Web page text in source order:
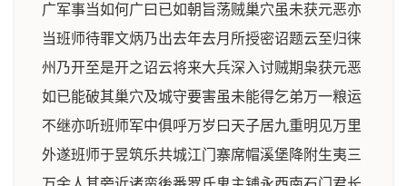
广军事当如何广曰已如朝旨荡贼巢穴虽未获元恶亦
当班师待罪文炳乃出去年去月所授密诏题云至归徕
州乃开至是开之诏云将来大兵深入讨贼期枭获元恶
如已能破其巢穴及城守要害虽未能得乞弟万一粮运
不继亦听班师军中俱呼万岁曰天子居九重明见万里
外遂班师于昱筑乐共城江门寨席帽溪堡降附生夷三